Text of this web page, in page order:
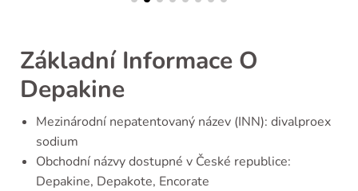
Základní Informace O
Depakine
Mezinárodní nepatentovaný název (INN): divalproex
sodium
Obchodní názvy dostupné v České republice:
Depakine, Depakote, Encorate